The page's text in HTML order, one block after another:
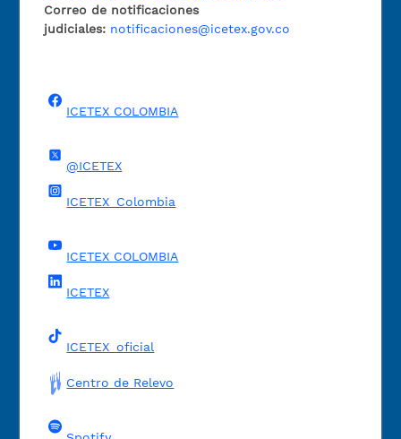
Correo de notificaciones
judiciales: notificaciones@icetex.gov.co
ICETEX COLOMBIA
@ICETEX
ICETEX_Colombia
ICETEX COLOMBIA
ICETEX
ICETEX_oficial
Centro de Relevo